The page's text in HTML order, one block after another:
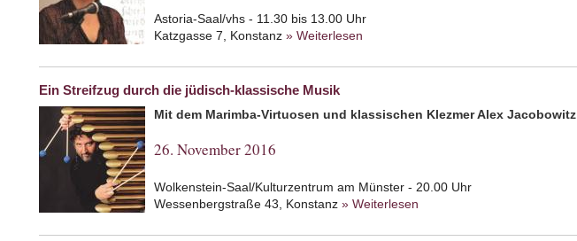
Astoria-Saal/vhs - 11.30 bis 13.00 Uhr
Katzgasse 7, Konstanz » Weiterlesen
Ein Streifzug durch die jüdisch-klassische Musik
Mit dem Marimba-Virtuosen und klassischen Klezmer Alex Jacobowitz
26. November 2016
Wolkenstein-Saal/Kulturzentrum am Münster - 20.00 Uhr
Wessenbergstraße 43, Konstanz » Weiterlesen